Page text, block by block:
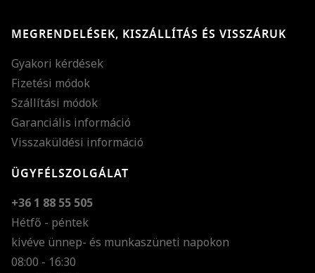
MEGRENDELÉSEK, KISZÁLLÍTÁS ÉS VISSZÁRUK
Gyakori kérdések
Fizetési módok
Szállítási módok
Garanciális információ
Visszaküldési információ
ÜGYFÉLSZOLGÁLAT
+36 1 88 55 505
Hétfő - péntek
kivéve ünnep- és munkaszüneti napokon
08:00 - 16:30